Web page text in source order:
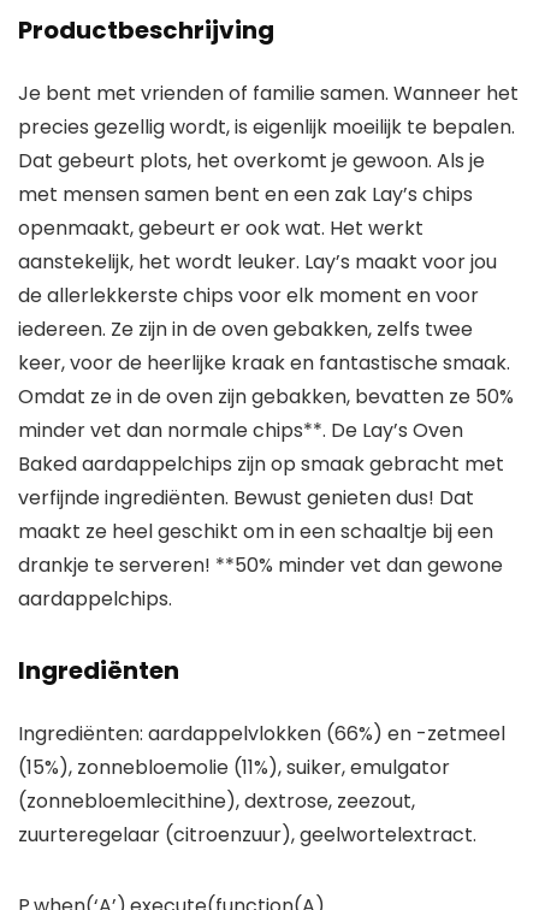
Productbeschrijving
Je bent met vrienden of familie samen. Wanneer het
precies gezellig wordt, is eigenlijk moeilijk te bepalen.
Dat gebeurt plots, het overkomt je gewoon. Als je
met mensen samen bent en een zak Lay’s chips
openmaakt, gebeurt er ook wat. Het werkt
aanstekelijk, het wordt leuker. Lay’s maakt voor jou
de allerlekkerste chips voor elk moment en voor
iedereen. Ze zijn in de oven gebakken, zelfs twee
keer, voor de heerlijke kraak en fantastische smaak.
Omdat ze in de oven zijn gebakken, bevatten ze 50%
minder vet dan normale chips**. De Lay’s Oven
Baked aardappelchips zijn op smaak gebracht met
verfijnde ingrediënten. Bewust genieten dus! Dat
maakt ze heel geschikt om in een schaaltje bij een
drankje te serveren! **50% minder vet dan gewone
aardappelchips.
Ingrediënten
Ingrediënten: aardappelvlokken (66%) en -zetmeel
(15%), zonnebloemolie (11%), suiker, emulgator
(zonnebloemlecithine), dextrose, zeezout,
zuurteregelaar (citroenzuur), geelwortelextract.